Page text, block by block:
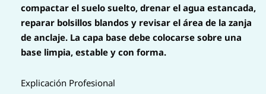
compactar el suelo suelto, drenar el agua estancada,
reparar bolsillos blandos y revisar el área de la zanja
de anclaje. La capa base debe colocarse sobre una
base limpia, estable y con forma.
Explicación Profesional